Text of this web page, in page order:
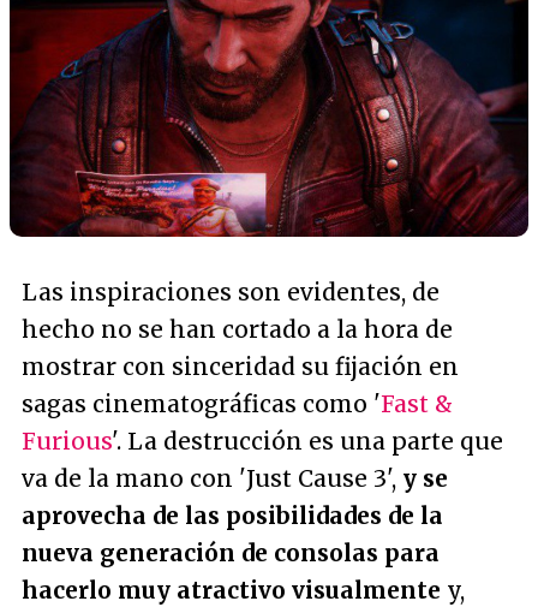
Las inspiraciones son evidentes, de
hecho no se han cortado a la hora de
mostrar con sinceridad su fijación en
sagas cinematográficas como 'Fast &
Furious'. La destrucción es una parte que
va de la mano con 'Just Cause 3', y se
aprovecha de las posibilidades de la
nueva generación de consolas para
hacerlo muy atractivo visualmente y,